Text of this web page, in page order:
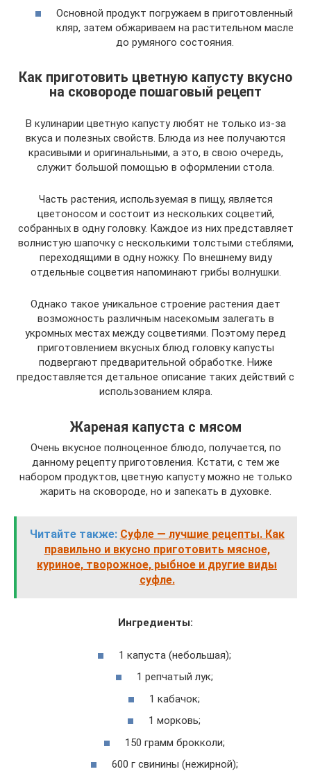
Основной продукт погружаем в приготовленный
кляр, затем обжариваем на растительном масле
до румяного состояния.
Как приготовить цветную капусту вкусно
на сковороде пошаговый рецепт
В кулинарии цветную капусту любят не только из-за
вкуса и полезных свойств. Блюда из нее получаются
красивыми и оригинальными, а это, в свою очередь,
служит большой помощью в оформлении стола.
Часть растения, используемая в пищу, является
цветоносом и состоит из нескольких соцветий,
собранных в одну головку. Каждое из них представляет
волнистую шапочку с несколькими толстыми стеблями,
переходящими в одну ножку. По внешнему виду
отдельные соцветия напоминают грибы волнушки.
Однако такое уникальное строение растения дает
возможность различным насекомым залегать в
укромных местах между соцветиями. Поэтому перед
приготовлением вкусных блюд головку капусты
подвергают предварительной обработке. Ниже
предоставляется детальное описание таких действий с
использованием кляра.
Жареная капуста с мясом
Очень вкусное полноценное блюдо, получается, по
данному рецепту приготовления. Кстати, с тем же
набором продуктов, цветную капусту можно не только
жарить на сковороде, но и запекать в духовке.
Читайте также: Суфле — лучшие рецепты. Как
правильно и вкусно приготовить мясное,
куриное, творожное, рыбное и другие виды
суфле.
Ингредиенты:
1 капуста (небольшая);
1 репчатый лук;
1 кабачок;
1 морковь;
150 грамм брокколи;
600 г свинины (нежирной);